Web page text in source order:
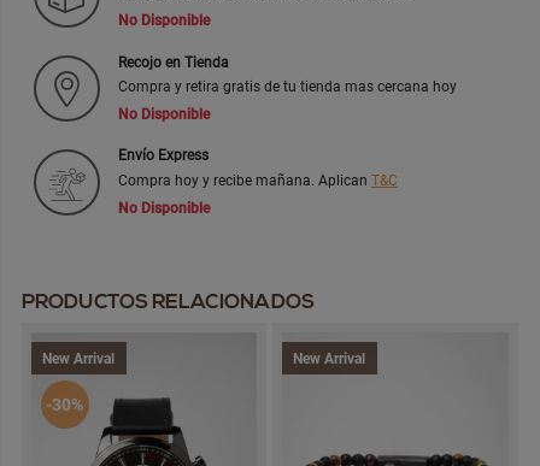
No Disponible
Recojo en Tienda
Compra y retira gratis de tu tienda mas cercana hoy
No Disponible
Envío Express
Compra hoy y recibe mañana. Aplican T&C
No Disponible
PRODUCTOS RELACIONADOS
New Arrival
-30%
New Arrival